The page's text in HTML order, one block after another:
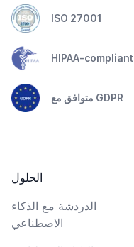
ISO 27001
HIPAA-compliant
متوافق مع GDPR
الحلول
الدردشة مع الذكاء
الاصطناعي